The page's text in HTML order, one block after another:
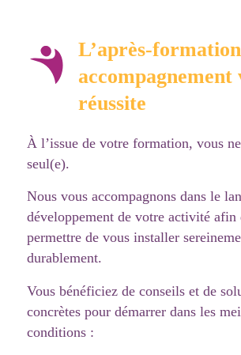
L’après-
accompagnement
réussite
À l’issue de votre formation, vous
seul(e).
Nous vous accompagnons dans le
développement de votre activité afin
permettre de vous installer
durablement.
Vous bénéficiez de conseils et de
concrètes pour démarrer dans les
conditions :